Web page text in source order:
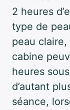
2 heures
type de
peau
cabine
heures
d’autant
séance,